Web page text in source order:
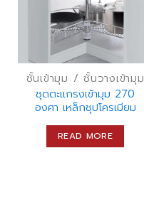
ชั้นเข้ามุม / ชั้นวางเข้ามุม
ชุดตะแกรงเข้ามุม 270
องศา เหล็กชุปโครเมียม
READ MORE